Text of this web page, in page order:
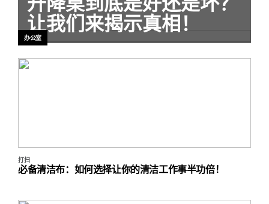
让我们来揭示真相！
办公室
必备清洁布：如何选择让你的清洁工作事半功倍！
打扫